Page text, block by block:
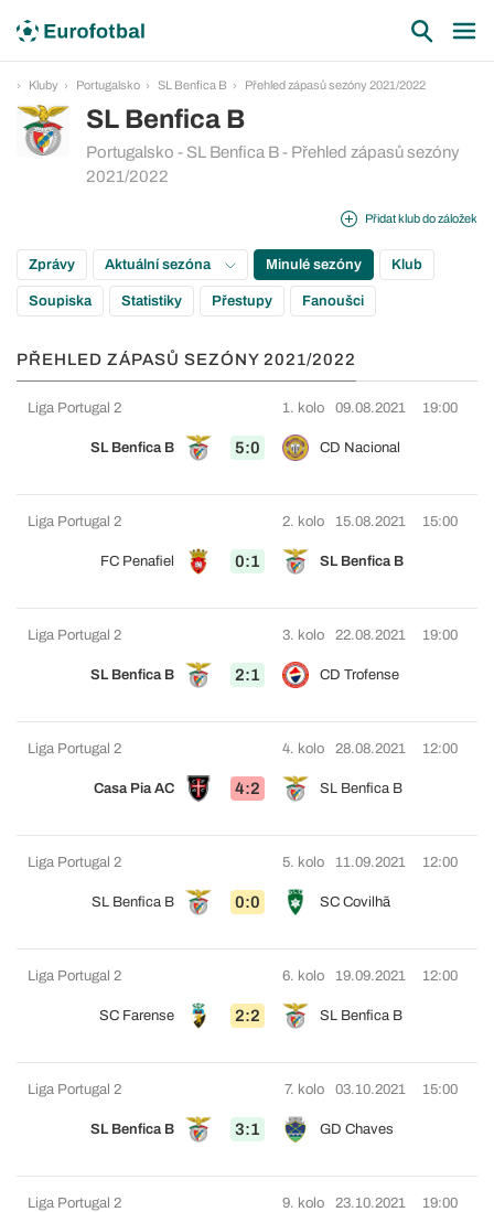
Kluby Portugalsko SL Benfica B Přehled zápasů sezóny 2021/2022
SL Benfica B
Portugalsko - SL Benfica B - Přehled zápasů sezóny
2021/2022
Přidat klub do záložek
Zprávy Aktuální sezóna Minulé sezóny Klub
Soupiska Statistiky Přestupy Fanoušci
PŘEHLED ZÁPASŮ SEZÓNY 2021/2022
Liga Portugal 2 1. kolo 09.08.2021 19:00
SL Benfica B 5:0 CD Nacional
Liga Portugal 2 2. kolo 15.08.2021 15:00
FC Penafiel 0:1 SL Benfica B
Liga Portugal 2 3. kolo 22.08.2021 19:00
SL Benfica B 2:1 CD Trofense
Liga Portugal 2 4. kolo 28.08.2021 12:00
Casa Pia AC 4:2 SL Benfica B
Liga Portugal 2 5. kolo 11.09.2021 12:00
SL Benfica B 0:0 SC Covilhã
Liga Portugal 2 6. kolo 19.09.2021 12:00
SC Farense 2:2 SL Benfica B
Liga Portugal 2 7. kolo 03.10.2021 15:00
SL Benfica B 3:1 GD Chaves
Liga Portugal 2 9. kolo 23.10.2021 19:00